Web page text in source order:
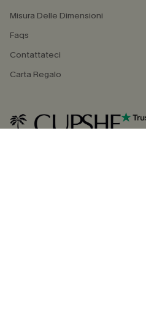
Misura Delle Dimensioni
Faqs
Contattateci
Carta Regalo